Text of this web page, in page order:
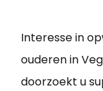
Interesse in
ouderen in
doorzoekt u